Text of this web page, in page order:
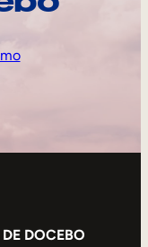
DOCEBO